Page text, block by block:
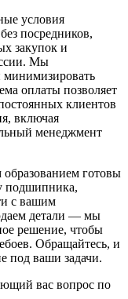
условия
посредников,
закупок и
Мы
минимизировать
оплаты позволяет
клиентов
включая
менеджмент
готовы
подшипника,
с вашим
детали — мы
решение, чтобы
Обращайтесь, и
под ваши задачи.
вас вопрос по